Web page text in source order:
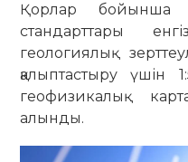
Қорлар бойынша
стандарттары
геологиялық
қалыптастыру үшін
геофизикалық
алынды.